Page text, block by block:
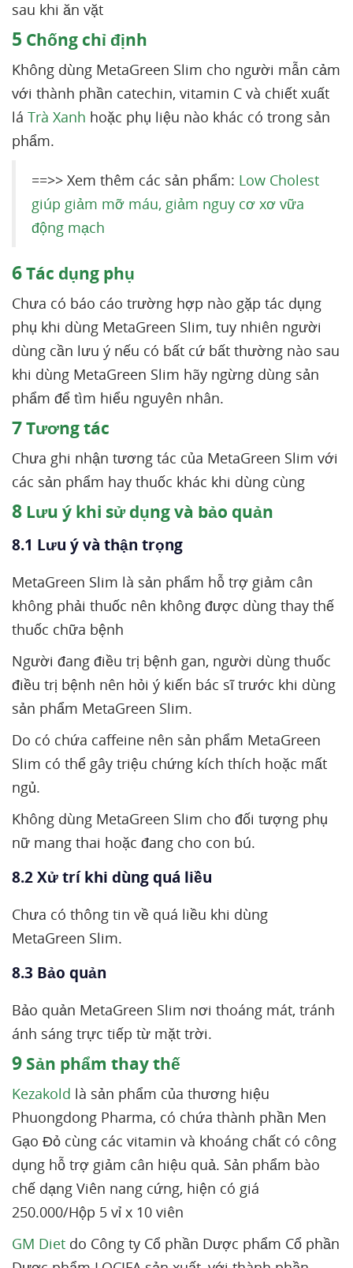
sau khi ăn vặt
5 Chống chỉ định
Không dùng MetaGreen Slim cho người mẫn cảm
với thành phần catechin, vitamin C và chiết xuất
lá Trà Xanh hoặc phụ liệu nào khác có trong sản
phẩm.
==>> Xem thêm các sản phẩm: Low Cholest
giúp giảm mỡ máu, giảm nguy cơ xơ vữa
động mạch
6Tác dụng phụ
Chưa có báo cáo trường hợp nào gặp tác dụng
phụ khi dùng MetaGreen Slim, tuy nhiên người
dùng cần lưu ý nếu có bất cứ bất thường nào sau
khi dùng MetaGreen Slim hãy ngừng dùng sản
phẩm để tìm hiểu nguyên nhân.
7Tương tác
Chưa ghi nhận tương tác của MetaGreen Slim với
các sản phẩm hay thuốc khác khi dùng cùng
8 Lưu ý khi sử dụng và bảo quản
8.1 Lưu ý và thận trọng
MetaGreen Slim là sản phẩm hỗ trợ giảm cân
không phải thuốc nên không được dùng thay thế
thuốc chữa bệnh
Người đang điều trị bệnh gan, người dùng thuốc
điều trị bệnh nên hỏi ý kiến bác sĩ trước khi dùng
sản phẩm MetaGreen Slim.
Do có chứa caffeine nên sản phẩm MetaGreen
Slim có thể gây triệu chứng kích thích hoặc mất
ngủ.
Không dùng MetaGreen Slim cho đối tượng phụ
nữ mang thai hoặc đang cho con bú.
8.2 Xử trí khi dùng quá liều
Chưa có thông tin về quá liều khi dùng
MetaGreen Slim.
8.3 Bảo quản
Bảo quản MetaGreen Slim nơi thoáng mát, tránh
ánh sáng trực tiếp từ mặt trời.
9 Sản phẩm thay thế
Kezakold là sản phẩm của thương hiệu
Phuongdong Pharma, có chứa thành phần Men
Gạo Đỏ cùng các vitamin và khoáng chất có công
dụng hỗ trợ giảm cân hiệu quả. Sản phẩm bào
chế dạng Viên nang cứng, hiện có giá
250.000/Hộp 5 vỉ x 10 viên
GM Diet do Công ty Cổ phần Dược phẩm Cổ phần